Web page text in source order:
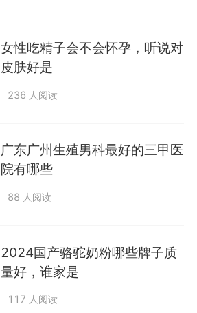
女性吃精子会不会怀孕，听说对
皮肤好是
236 人阅读
广东广州生殖男科最好的三甲医
院有哪些
88 人阅读
2024国产骆驼奶粉哪些牌子质
量好，谁家是
117 人阅读